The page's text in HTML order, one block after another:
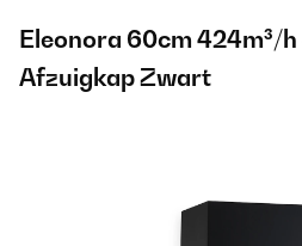
Eleonora 60cm 424m³/
Afzuigkap Zwart